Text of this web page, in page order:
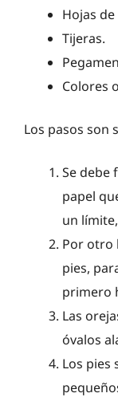
Hojas
Tijeras.
Colores
Los pasos son
Se debe
papel
un
Por otro
pies,
primero
Las
óvalos
Los pies